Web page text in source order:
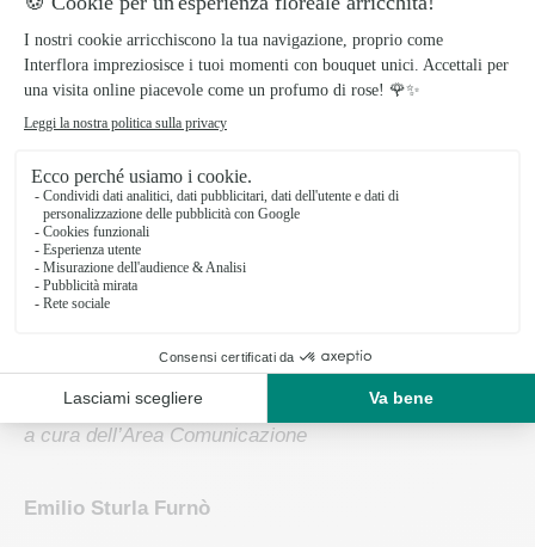
vetro accanto al computer, chi ha allestito uno spazio
sul tavolo con un vaso del terrazzo. Chi ha reciso una
grande foglia dall’albero di fronte alla finestra e chi ha
Fiori in bella vista anche se a distanza per dare quel
senso di reale laboratorio in corso.
Le caselle del collegamento divengono un pullulare di
gioia e speranza.
a cura dell’Area Comunicazione
Emilio Sturla Furnò